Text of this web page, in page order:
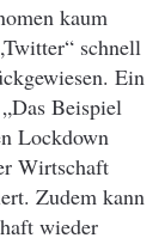
kaum
schnell
Ein
Beispiel
Lockdown
Wirtschaft
Zudem kann
wieder